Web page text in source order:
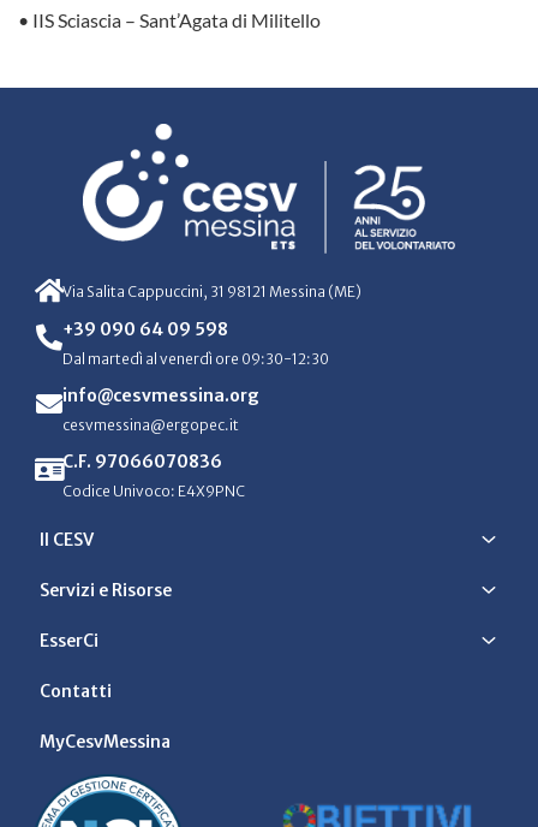
• IIS Sciascia – Sant’Agata di Militello
Via Salita Cappuccini, 31 98121 Messina (ME)
+39 090 64 09 598
Dal martedì al venerdì ore 09:30-12:30
info@cesvmessina.org
cesvmessina@ergopec.it
C.F. 97066070836
Codice Univoco: E4X9PNC
Il CESV
Servizi e Risorse
EsserCi
Contatti
MyCesvMessina